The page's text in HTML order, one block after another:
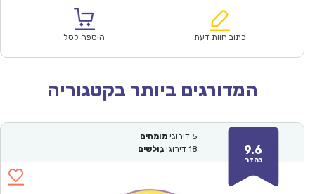
₪164.00.
הוא:
כתוב חוות דעת הוספה לסל
המדורגים ביותר בקטגוריה
9.6
נהדר
5 דירוגי מומחים
18 דירוגי גולשים